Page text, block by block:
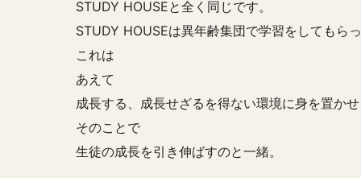
STUDY HOUSEと全く同じです。
STUDY HOUSEは異年齢集団で学習をしてもらっ
これは
あえて
成長する、成長せざるを得ない環境に身を置かせ
そのことで
生徒の成長を引き伸ばすのと一緒。